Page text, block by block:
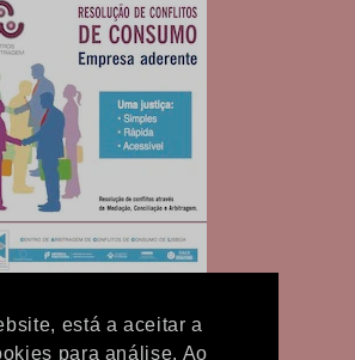
está a aceitar a
para análise. Ao